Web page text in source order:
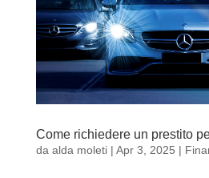
Come richiedere un prestito
da alda moleti| Apr 3, 2025 |